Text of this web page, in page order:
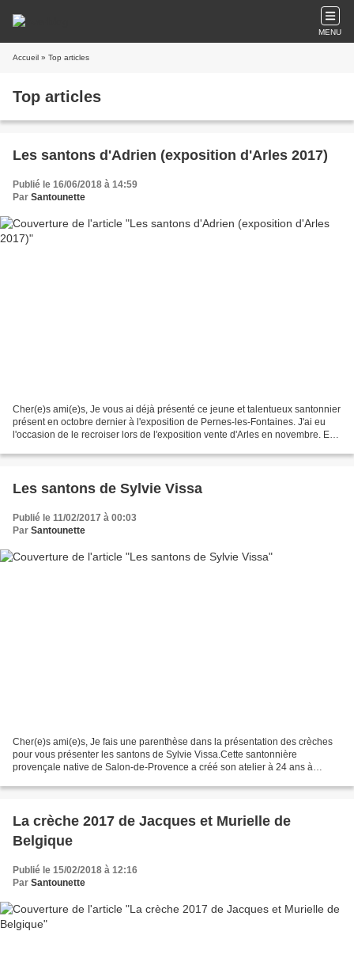
MENU
Accueil » Top articles
Top articles
Les santons d'Adrien (exposition d'Arles 2017)
Publié le 16/06/2018 à 14:59
Par Santounette
Cher(e)s ami(e)s, Je vous ai déjà présenté ce jeune et talentueux santonnier
présent en octobre dernier à l'exposition de Pernes-les-Fontaines. J'ai eu
l'occasion de le recroiser lors de l'exposition vente d'Arles en novembre. En
Les santons de Sylvie Vissa
Publié le 11/02/2017 à 00:03
Par Santounette
Cher(e)s ami(e)s, Je fais une parenthèse dans la présentation des crèches
pour vous présenter les santons de Sylvie Vissa.Cette santonnière
provençale native de Salon-de-Provence a créé son atelier à 24 ans à
La crèche 2017 de Jacques et Murielle de
Belgique
Publié le 15/02/2018 à 12:16
Par Santounette